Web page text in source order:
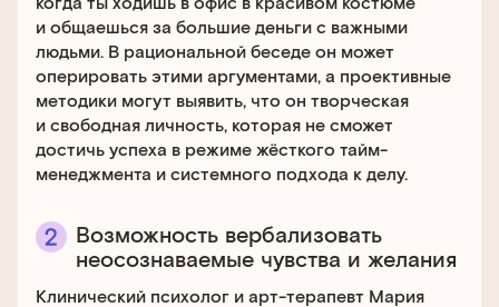
и общаешься за большие деньги с важными
людьми. В рациональной беседе он может
оперировать этими аргументами, а проективные
методики могут выявить, что он творческая
и свободная личность, которая не сможет
достичь успеха в режиме жёсткого тайм-
менеджмента и системного подхода к делу.
Возможность вербализовать
неосознаваемые чувства и желания
Клинический психолог и арт-терапевт Мария